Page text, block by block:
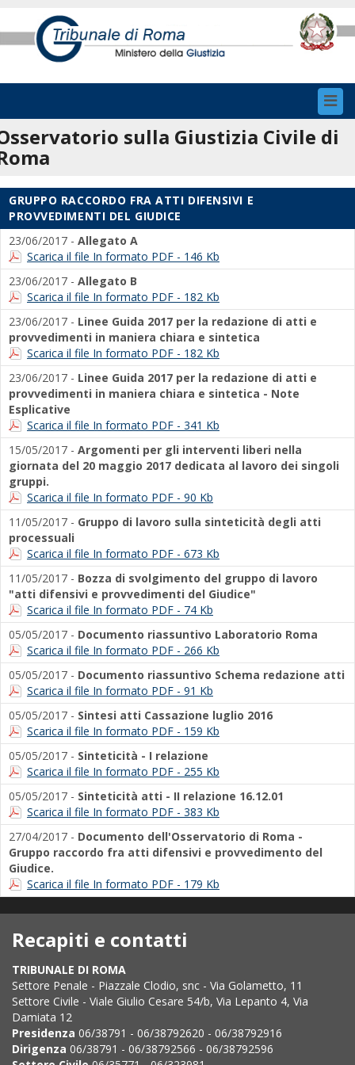
sulla Giustizia Civile di
GRUPPO RACCORDO FRA ATTI DIFENSIVI E
PROVVEDIMENTI DEL GIUDICE
23/06/2017 - Allegato A
Scarica il file In formato PDF - 146 Kb
23/06/2017 - Allegato B
Scarica il file In formato PDF - 182 Kb
23/06/2017 - Linee Guida 2017 per la redazione di atti e
provvedimenti in maniera chiara e sintetica
Scarica il file In formato PDF - 182 Kb
23/06/2017 - Linee Guida 2017 per la redazione di atti e
provvedimenti in maniera chiara e sintetica - Note
Esplicative
Scarica il file In formato PDF - 341 Kb
15/05/2017 - Argomenti per gli interventi liberi nella
giornata del 20 maggio 2017 dedicata al lavoro dei singoli
gruppi.
Scarica il file In formato PDF - 90 Kb
11/05/2017 - Gruppo di lavoro sulla sinteticità degli atti
processuali
Scarica il file In formato PDF - 673 Kb
11/05/2017 - Bozza di svolgimento del gruppo di lavoro
"atti difensivi e provvedimenti del Giudice"
Scarica il file In formato PDF - 74 Kb
05/05/2017 - Documento riassuntivo Laboratorio Roma
Scarica il file In formato PDF - 266 Kb
05/05/2017 - Documento riassuntivo Schema redazione atti
Scarica il file In formato PDF - 91 Kb
05/05/2017 - Sintesi atti Cassazione luglio 2016
Scarica il file In formato PDF - 159 Kb
05/05/2017 - Sinteticità - I relazione
Scarica il file In formato PDF - 255 Kb
05/05/2017 - Sinteticità atti - II relazione 16.12.01
Scarica il file In formato PDF - 383 Kb
27/04/2017 - Documento dell'Osservatorio di Roma -
Gruppo raccordo fra atti difensivi e provvedimento del
Giudice.
Scarica il file In formato PDF - 179 Kb
Recapiti e contatti
TRIBUNALE DI ROMA
Settore Penale - Piazzale Clodio, snc - Via Golametto, 11
Settore Civile - Viale Giulio Cesare 54/b, Via Lepanto 4, Via
Damiata 12
Presidenza 06/38791 - 06/38792620 - 06/38792916
Dirigenza 06/38791 - 06/38792566 - 06/38792596